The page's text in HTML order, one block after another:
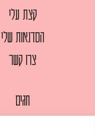
קצת עלי
הסדנאות שלי
צרו קשר
חגים